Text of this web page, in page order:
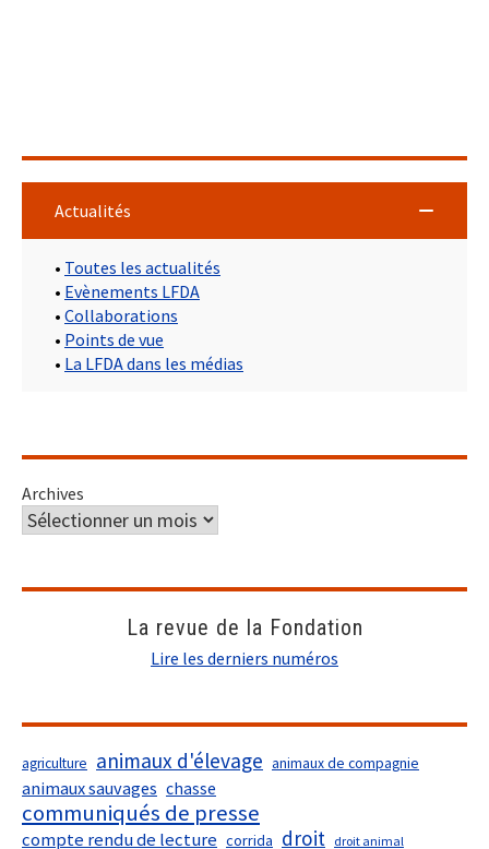
Actualités
• Toutes les actualités
• Evènements LFDA
• Collaborations
• Points de vue
• La LFDA dans les médias
Archives
La revue de la Fondation
Lire les derniers numéros
agriculture animaux d'élevage animaux de compagnie
animaux sauvages chasse
communiqués de presse
compte rendu de lecture corrida droit droit animal